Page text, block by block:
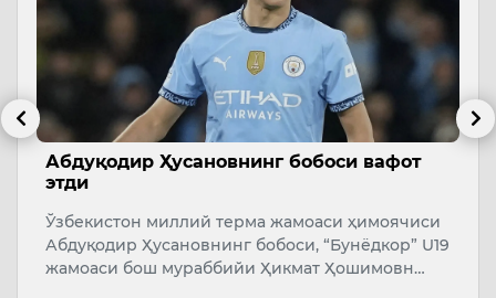
Абдуқодир Ҳусановнинг бобоси вафот
этди
Ўзбекистон миллий терма жамоаси ҳимоячиси
Абдуқодир Ҳусановнинг бобоси, “Бунёдкор” U19
жамоаси бош мураббийи Ҳикмат Ҳошимовн…